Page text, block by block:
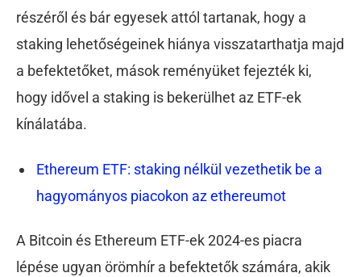
részéről és bár egyesek attól tartanak, hogy a
staking lehetőségeinek hiánya visszatarthatja majd
a befektetőket, mások reményüket fejezték ki,
hogy idővel a staking is bekerülhet az ETF-ek
kínálatába.
Ethereum ETF: staking nélkül vezethetik be a
hagyományos piacokon az ethereumot
A Bitcoin és Ethereum ETF-ek 2024-es piacra
lépése ugyan örömhír a befektetők számára, akik